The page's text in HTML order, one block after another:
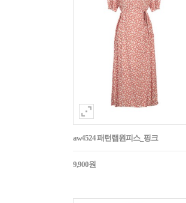
aw4524 패턴랩원피스_핑크
9,900원